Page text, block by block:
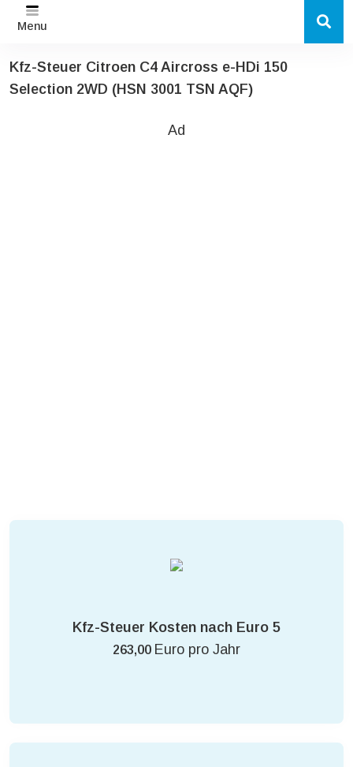
Menu
Kfz-Steuer Citroen C4 Aircross e-HDi 150
Selection 2WD (HSN 3001 TSN AQF)
Ad
Kfz-Steuer Kosten nach Euro 5
263,00 Euro pro Jahr